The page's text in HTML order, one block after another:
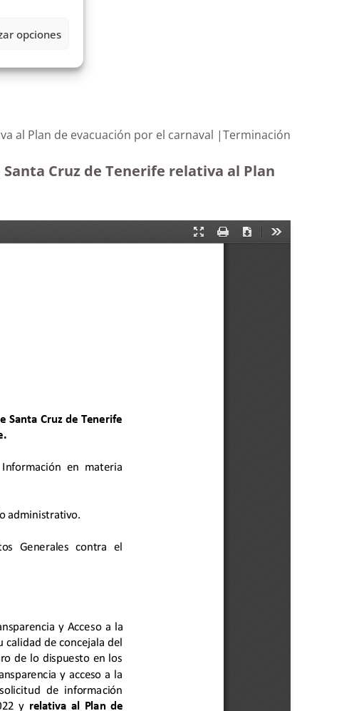
opciones
al Plan de evacuación por el carnaval |Terminación
Cruz de Tenerife relativa al Plan